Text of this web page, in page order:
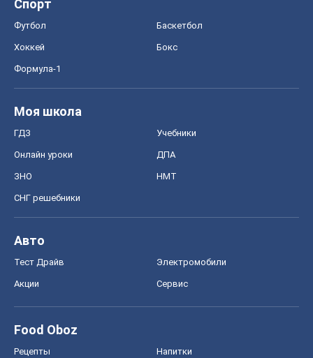
Спорт
Футбол Баскетбол
Хоккей Бокс
Формула-1
Моя школа
ГДЗ Учебники
Онлайн уроки ДПА
ЗНО НМТ
СНГ решебники
Авто
Тест Драйв Электромобили
Акции Сервис
Food Oboz
Рецепты Напитки